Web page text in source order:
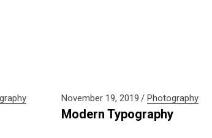
November 19, 2019 Photography
Modern Typography